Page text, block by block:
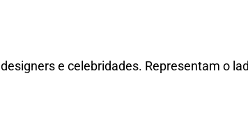
e celebridades. Representam o